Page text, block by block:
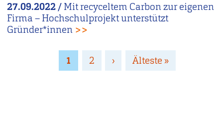
27.09.2022/ Mit recyceltem Carbon zur eigenen
Firma – Hochschulprojekt unterstützt
Gründer*innen >>
Seitennummerierung
Page
1 Page
2
Nächste
›
Letzte
Älteste »